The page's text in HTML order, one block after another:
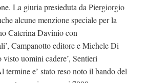
La giuria presieduta da Piergiorgio
alcune menzione speciale per la
Caterina Davinio con
Campanotto editore e Michele Di
uomini cadere’, Sentieri
e’ stato reso noto il bando del